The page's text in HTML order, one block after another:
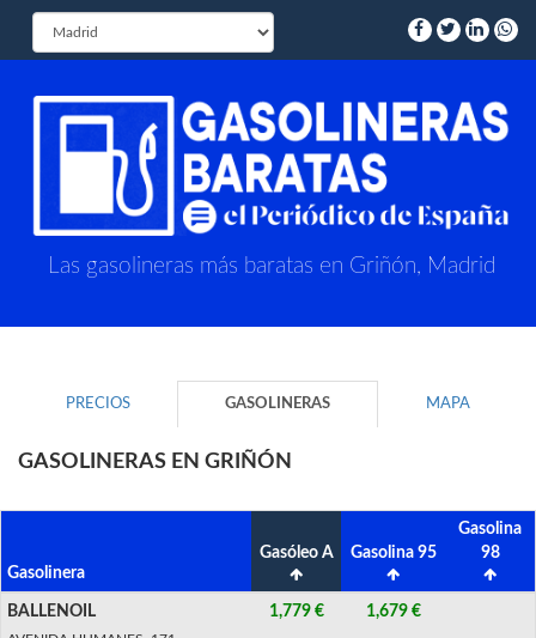
Las gasolineras más baratas en Griñón, Madrid
PRECIOS GASOLINERAS MAPA
GASOLINERAS EN GRIÑÓN
Gasolinera
Gasóleo A Gasolina 95
Gasolina
98
BALLENOIL 1,779 € 1,679 €